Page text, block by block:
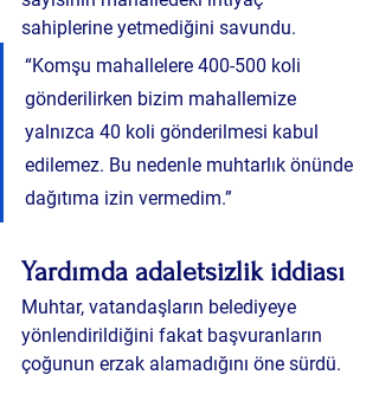
sahiplerine yetmediğini savundu.
“Komşu mahallelere 400-500 koli
gönderilirken bizim mahallemize
yalnızca 40 koli gönderilmesi kabul
edilemez. Bu nedenle muhtarlık önünde
dağıtıma izin vermedim.”
Yardımda adaletsizlik iddiası
Muhtar, vatandaşların belediyeye
yönlendirildiğini fakat başvuranların
çoğunun erzak alamadığını öne sürdü.